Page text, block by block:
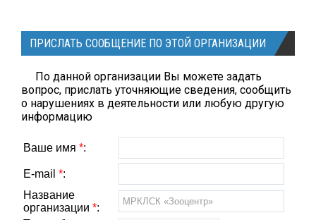
ПРИСЛАТЬ СООБЩЕНИЕ ПО ЭТОЙ ОРГАНИЗАЦИИ
По данной организации Вы можете задать
вопрос, прислать уточняющие сведения, сообщить
о нарушениях в деятельности или любую другую
информацию
Ваше имя *:
E-mail *:
Название
организации *: